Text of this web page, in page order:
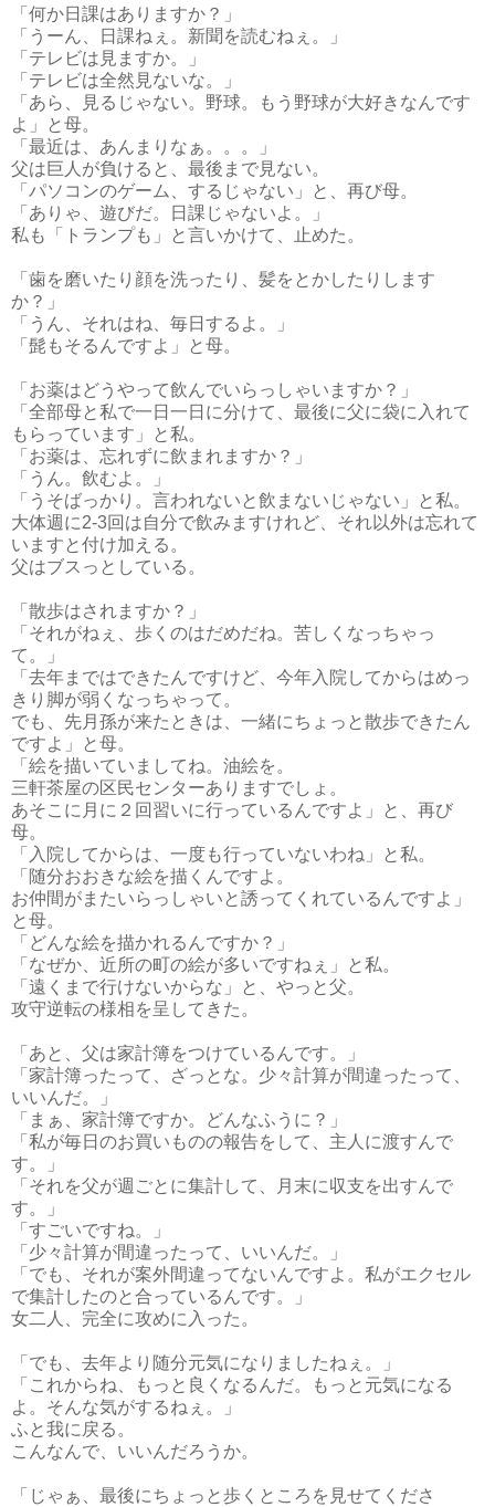
「何か日課はありますか？」
「うーん、日課ねぇ。新聞を読むねぇ。」
「テレビは見ますか。」
「テレビは全然見ないな。」
「あら、見るじゃない。野球。もう野球が大好きなんです
よ」と母。
「最近は、あんまりなぁ。。。」
父は巨人が負けると、最後まで見ない。
「パソコンのゲーム、するじゃない」と、再び母。
「ありゃ、遊びだ。日課じゃないよ。」
私も「トランプも」と言いかけて、止めた。
「歯を磨いたり顔を洗ったり、髪をとかしたりします
か？」
「うん、それはね、毎日するよ。」
「髭もそるんですよ」と母。
「お薬はどうやって飲んでいらっしゃいますか？」
「全部母と私で一日一日に分けて、最後に父に袋に入れて
もらっています」と私。
「お薬は、忘れずに飲まれますか？」
「うん。飲むよ。」
「うそばっかり。言われないと飲まないじゃない」と私。
大体週に2-3回は自分で飲みますけれど、それ以外は忘れて
いますと付け加える。
父はブスっとしている。
「散歩はされますか？」
「それがねぇ、歩くのはだめだね。苦しくなっちゃっ
て。」
「去年まではできたんですけど、今年入院してからはめっ
きり脚が弱くなっちゃって。
でも、先月孫が来たときは、一緒にちょっと散歩できたん
ですよ」と母。
「絵を描いていましてね。油絵を。
三軒茶屋の区民センターありますでしょ。
あそこに月に２回習いに行っているんですよ」と、再び
母。
「入院してからは、一度も行っていないわね」と私。
「随分おおきな絵を描くんですよ。
お仲間がまたいらっしゃいと誘ってくれているんですよ」
と母。
「どんな絵を描かれるんですか？」
「なぜか、近所の町の絵が多いですねぇ」と私。
「遠くまで行けないからな」と、やっと父。
攻守逆転の様相を呈してきた。
「あと、父は家計簿をつけているんです。」
「家計簿ったって、ざっとな。少々計算が間違ったって、
いいんだ。」
「まぁ、家計簿ですか。どんなふうに？」
「私が毎日のお買いものの報告をして、主人に渡すんで
す。」
「それを父が週ごとに集計して、月末に収支を出すんで
す。」
「すごいですね。」
「少々計算が間違ったって、いいんだ。」
「でも、それが案外間違ってないんですよ。私がエクセル
で集計したのと合っているんです。」
女二人、完全に攻めに入った。
「でも、去年より随分元気になりましたねぇ。」
「これからね、もっと良くなるんだ。もっと元気になる
よ。そんな気がするねぇ。」
ふと我に戻る。
こんなんで、いいんだろうか。
「じゃぁ、最後にちょっと歩くところを見せてくださ